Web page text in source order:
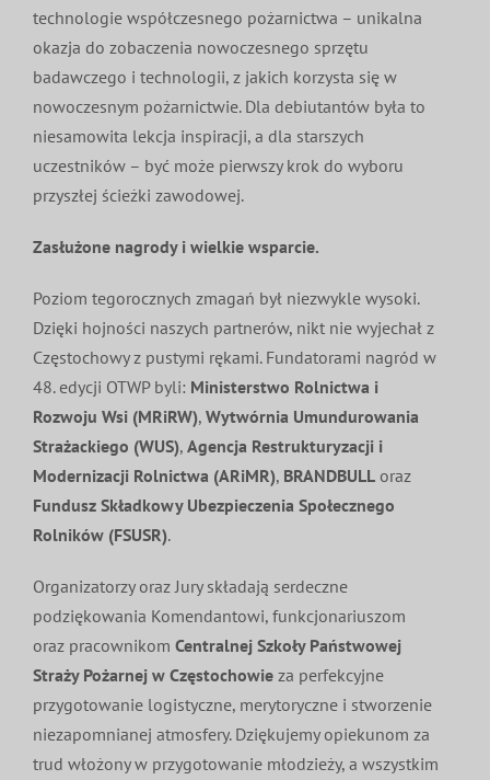
technologie współczesnego pożarnictwa – unikalna
okazja do zobaczenia nowoczesnego sprzętu
badawczego i technologii, z jakich korzysta się w
nowoczesnym pożarnictwie. Dla debiutantów była to
niesamowita lekcja inspiracji, a dla starszych
uczestników – być może pierwszy krok do wyboru
przyszłej ścieżki zawodowej.
Zasłużone nagrody i wielkie wsparcie.
Poziom tegorocznych zmagań był niezwykle wysoki.
Dzięki hojności naszych partnerów, nikt nie wyjechał z
Częstochowy z pustymi rękami. Fundatorami nagród w
48. edycji OTWP byli: Ministerstwo Rolnictwa i
Rozwoju Wsi (MRiRW), Wytwórnia Umundurowania
Strażackiego (WUS), Agencja Restrukturyzacji i
Modernizacji Rolnictwa (ARiMR), BRANDBULL oraz
Fundusz Składkowy Ubezpieczenia Społecznego
Rolników (FSUSR).
Organizatorzy oraz Jury składają serdeczne
podziękowania Komendantowi, funkcjonariuszom
oraz pracownikom Centralnej Szkoły Państwowej
Straży Pożarnej w Częstochowie za perfekcyjne
przygotowanie logistyczne, merytoryczne i stworzenie
niezapomnianej atmosfery. Dziękujemy opiekunom za
trud włożony w przygotowanie młodzieży, a wszystkim